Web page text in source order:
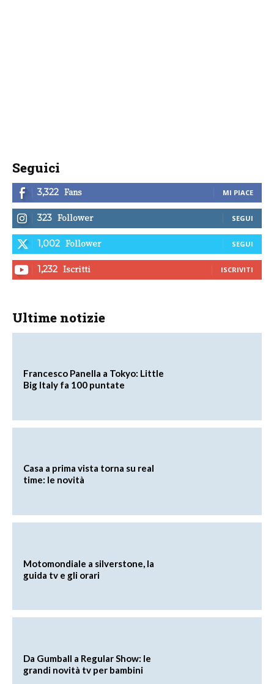
Seguici
3,322 Fans MI PIACE
323 Follower SEGUI
1,002 Follower SEGUI
1,232 Iscritti ISCRIVITI
Ultime notizie
Francesco Panella a Tokyo: Little
Big Italy fa 100 puntate
Casa a prima vista torna su real
time: le novità
Motomondiale a silverstone, la
guida tv e gli orari
Da Gumball a Regular Show: le
grandi novità tv per bambini